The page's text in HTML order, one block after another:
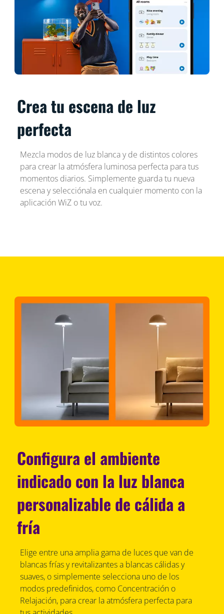
Crea tu escena de luz
perfecta
Mezcla modos de luz blanca y de distintos colores
para crear la atmósfera luminosa perfecta para tus
momentos diarios. Simplemente guarda tu nueva
escena y selecciónala en cualquier momento con la
aplicación WiZ o tu voz.
Configura el ambiente
indicado con la luz blanca
personalizable de cálida a
fría
Elige entre una amplia gama de luces que van de
blancas frías y revitalizantes a blancas cálidas y
suaves, o simplemente selecciona uno de los
modos predefinidos, como Concentración o
Relajación, para crear la atmósfera perfecta para